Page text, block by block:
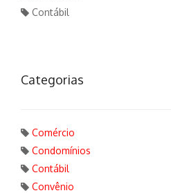
Contábil
Categorias
Comércio
Condomínios
Contábil
Convênio